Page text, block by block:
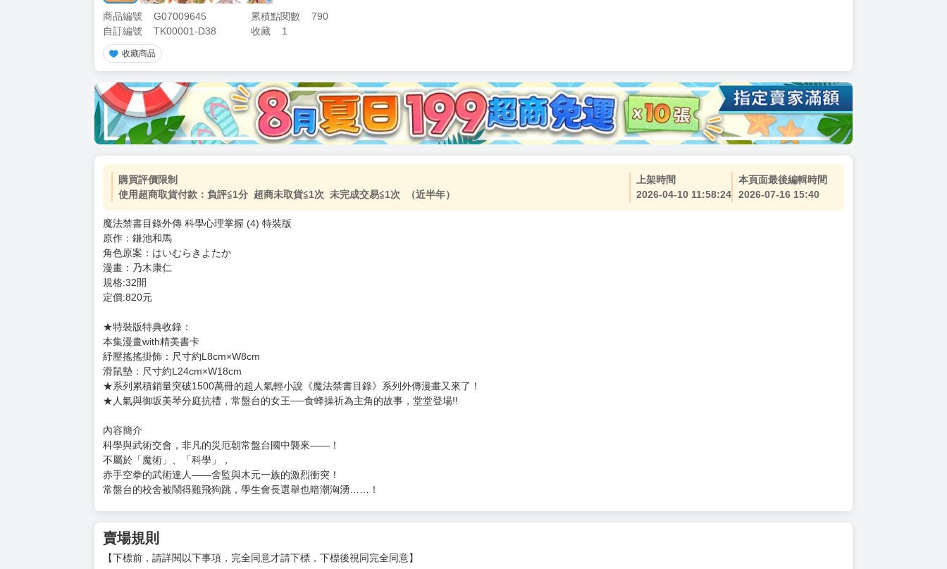
商品編號 G07009645 累積點閱數
790
自訂編號
TK00001-D38 收藏 1
收藏商品
購買評價限制
使用超商取貨付款：負評≦1分 超商未取貨≦1次 未完成交易≦1次 （近半年）
上架時間
2026-04-10 11:58:24
本頁面最後編輯時間
2026-07-16 15:40
魔法禁書目錄外傳 科學心理掌握 (4) 特裝版
原作：鎌池和馬
角色原案：はいむらきよたか
漫畫：乃木康仁
規格:32開
定價:820元
★特裝版特典收錄：
本集漫畫with精美書卡
紓壓搖搖掛飾：尺寸約L8cm×W8cm
滑鼠墊：尺寸約L24cm×W18cm
★系列累積銷量突破1500萬冊的超人氣輕小說《魔法禁書目錄》系列外傳漫畫又來了！
★人氣與御坂美琴分庭抗禮，常盤台的女王──食蜂操祈為主角的故事，堂堂登場!!
內容簡介
科學與武術交會，非凡的災厄朝常盤台國中襲來――！
不屬於「魔術」、「科學」，
赤手空拳的武術達人――舍監與木元一族的激烈衝突！
常盤台的校舍被鬧得雞飛狗跳，學生會長選舉也暗潮洶湧……！
賣場規則
【下標前，請詳閱以下事項，完全同意才請下標，下標後視同完全同意】